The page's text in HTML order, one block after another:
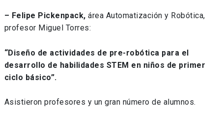
– Felipe Pickenpack, área Automatización y Robótica,
profesor Miguel Torres:
“Diseño de actividades de pre-robótica para el
desarrollo de habilidades STEM en niños de primer
ciclo básico”.
Asistieron profesores y un gran número de alumnos.